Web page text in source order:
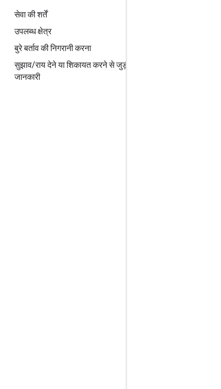
सेवा की शर्तें
उपलब्ध क्षेत्र
बुरे बर्ताव की निगरानी करना
सुझाव/राय देने या शिकायत करने से जुड़ी
जानकारी